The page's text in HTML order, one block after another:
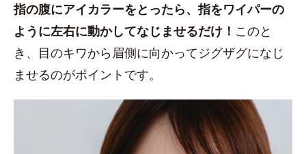
指の腹にアイカラーをとったら、指をワイパーの
ように左右に動かしてなじませるだけ！ このと
き、目のキワから眉側に向かってジグザグになじ
ませるのがポイントです。